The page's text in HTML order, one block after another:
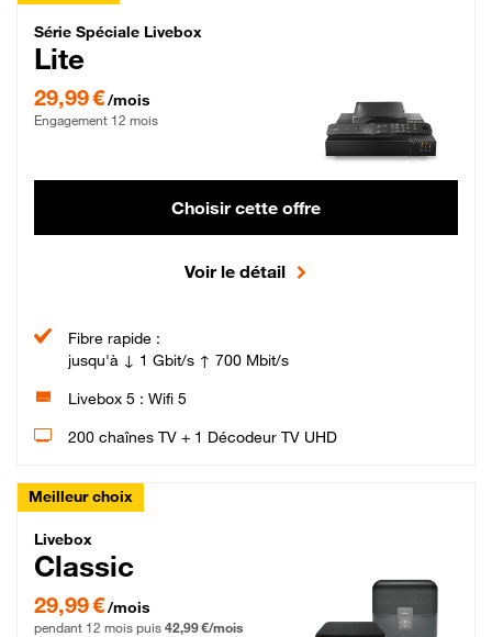
Série Spéciale Livebox Lite Fibre
Série Spéciale Livebox
Lite
29,99 €/mois
Engagement 12 mois
Choisir cette offre
Voir le détail
Fibre rapide :
jusqu'à ↓ 1 Gbit/s ↑ 700 Mbit/s
Livebox 5 : Wifi 5
200 chaînes TV + 1 Décodeur TV UHD
Meilleur choix
Livebox Classic Fibre
Livebox
Classic
29,99 € par mois pendant 12 mois puis 42,99 € par mois, Engagement 12 mois
29,99 €/mois
pendant 12 mois puis 42,99 €/mois